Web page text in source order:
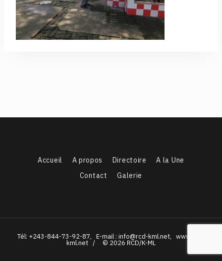
Accueil A propos Directoire
A la Une
Contact
Galerie
Tél: +243-844-73-92-87, E-mail : info@rcd-kml.net, www.rcd-
kml.net / © 2026 RCD/K-ML